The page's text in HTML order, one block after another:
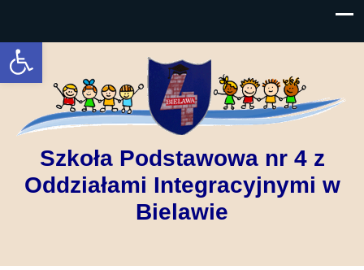
Open toolbar
Szkoła Podstawowa nr 4 z
Oddziałami Integracyjnymi w
Bielawie